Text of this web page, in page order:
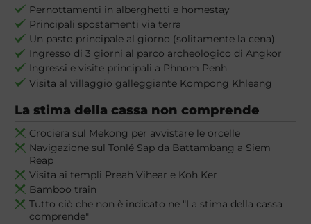
Pernottamenti in alberghetti e homestay
Principali spostamenti via terra
Un pasto principale al giorno (solitamente la cena)
Ingresso di 3 giorni al parco archeologico di Angkor
Ingressi e visite principali a Phnom Penh
Visita al villaggio galleggiante Kompong Khleang
La stima della cassa non comprende
Crociera sul Mekong per avvistare le orcelle
Navigazione sul Tonlé Sap da Battambang a Siem
Reap
Visita ai templi Preah Vihear e Koh Ker
Bamboo train
Tutto ciò che non è indicato ne "La stima della cassa
comprende"